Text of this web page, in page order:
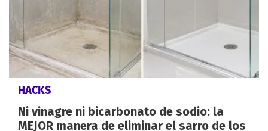
HACKS
Ni vinagre ni bicarbonato de sodio: la
MEJOR manera de eliminar el sarro de los